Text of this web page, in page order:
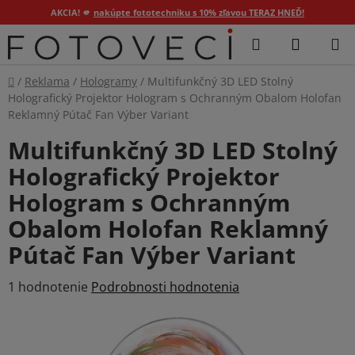
AKCIA! 🫵 nakúpte fototechniku s 10% zľavou TERAZ HNEĎ!
Prejsť
na
Hľadať
Domov
/ Reklama / Hologramy / Multifunkčný 3D LED Stolný
Holografický Projektor Hologram s Ochranným Obalom Holofan
Reklamný Pútač Fan Výber Variant
Multifunkčný 3D LED Stolný
Holografický Projektor
Hologram s Ochranným
Obalom Holofan Reklamný
Pútač Fan Výber Variant
Priemerné
1 hodnotenie Podrobnosti hodnotenia